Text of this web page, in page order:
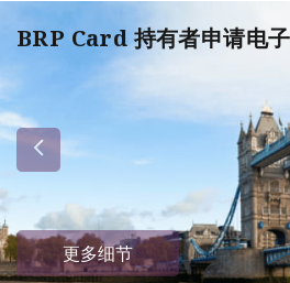
BRP Card 持有者申请电
更多细节